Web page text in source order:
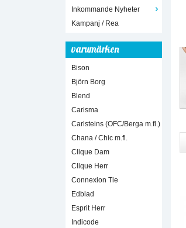
Inkommande Nyheter
Kampanj / Rea
varumärken
Bison
Björn Borg
Blend
Carisma
Carlsteins (OFC/Berga m.fl.)
Chana / Chic m.fl.
Clique Dam
Clique Herr
Connexion Tie
Edblad
Esprit Herr
Indicode